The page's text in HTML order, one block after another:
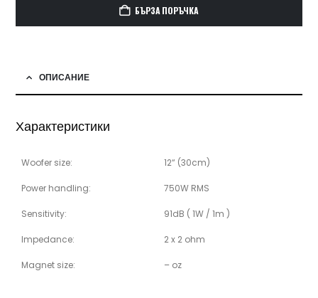
БЪРЗА ПОРЪЧКА
ОПИСАНИЕ
Характеристики
Woofer size: 12“ (30cm)
Power handling: 750W RMS
Sensitivity: 91dB ( 1W / 1m )
Impedance: 2 x 2 ohm
Magnet size: – oz